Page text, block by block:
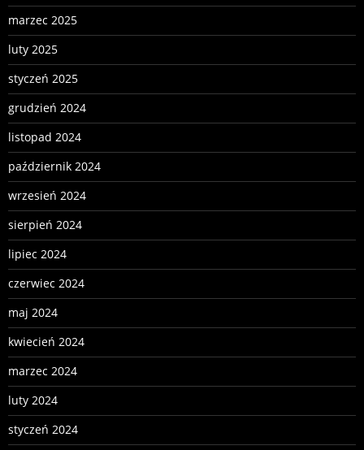
marzec 2025
luty 2025
styczeń 2025
grudzień 2024
listopad 2024
październik 2024
wrzesień 2024
sierpień 2024
lipiec 2024
czerwiec 2024
maj 2024
kwiecień 2024
marzec 2024
luty 2024
styczeń 2024